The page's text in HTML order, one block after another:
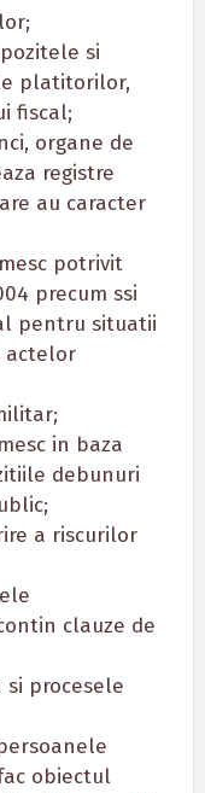
si
platitorilor,
fiscal;
organe de
registre
au caracter
potrivit
precum ssi
pentru situatii
actelor
in baza
debunuri
a riscurilor
clauze de
procesele
obiectul